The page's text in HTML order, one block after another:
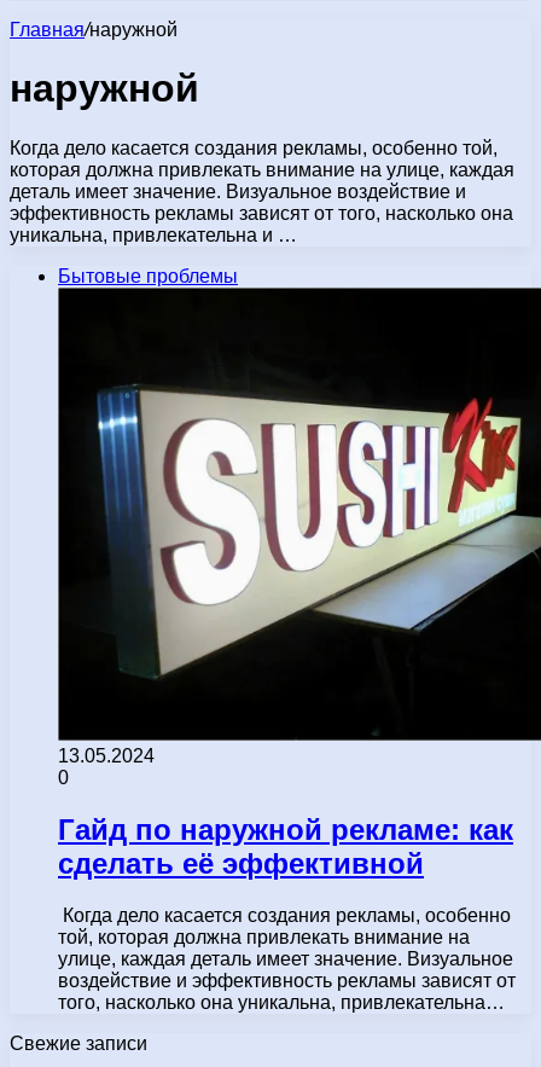
Главная/наружной
наружной
Когда дело касается создания рекламы, особенно той,
которая должна привлекать внимание на улице, каждая
деталь имеет значение. Визуальное воздействие и
эффективность рекламы зависят от того, насколько она
уникальна, привлекательна и …
Бытовые проблемы
13.05.2024
0
Гайд по наружной рекламе: как
сделать её эффективной
Когда дело касается создания рекламы, особенно
той, которая должна привлекать внимание на
улице, каждая деталь имеет значение. Визуальное
воздействие и эффективность рекламы зависят от
того, насколько она уникальна, привлекательна…
Свежие записи